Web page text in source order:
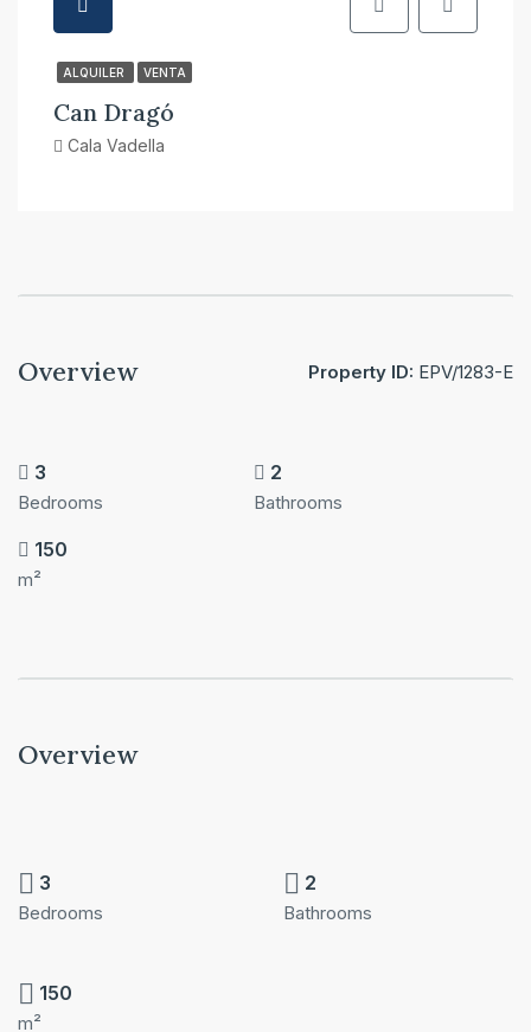
ALQUILER VENTA
Can Dragó
Cala Vadella
Overview Property ID: EPV/1283-E
3
Bedrooms
2
Bathrooms
150
m²
Overview
3
Bedrooms
2
Bathrooms
150
m²